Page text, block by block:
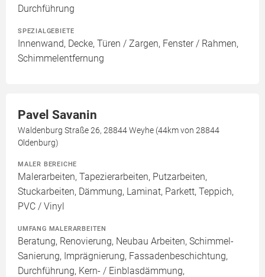
Durchführung
SPEZIALGEBIETE
Innenwand, Decke, Türen / Zargen, Fenster / Rahmen,
Schimmelentfernung
Pavel Savanin
Waldenburg Straße 26, 28844 Weyhe (44km von 28844
Oldenburg)
MALER BEREICHE
Malerarbeiten, Tapezierarbeiten, Putzarbeiten,
Stuckarbeiten, Dämmung, Laminat, Parkett, Teppich,
PVC / Vinyl
UMFANG MALERARBEITEN
Beratung, Renovierung, Neubau Arbeiten, Schimmel-
Sanierung, Imprägnierung, Fassadenbeschichtung,
Durchführung, Kern- / Einblasdämmung,